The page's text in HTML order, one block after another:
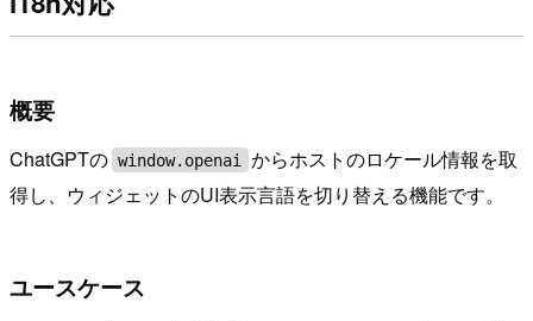
概要
ChatGPTの window.openai
からホストのロケール情報を取
得し、ウィジェットのUI表示言語を切り替える機能です。
ユースケース